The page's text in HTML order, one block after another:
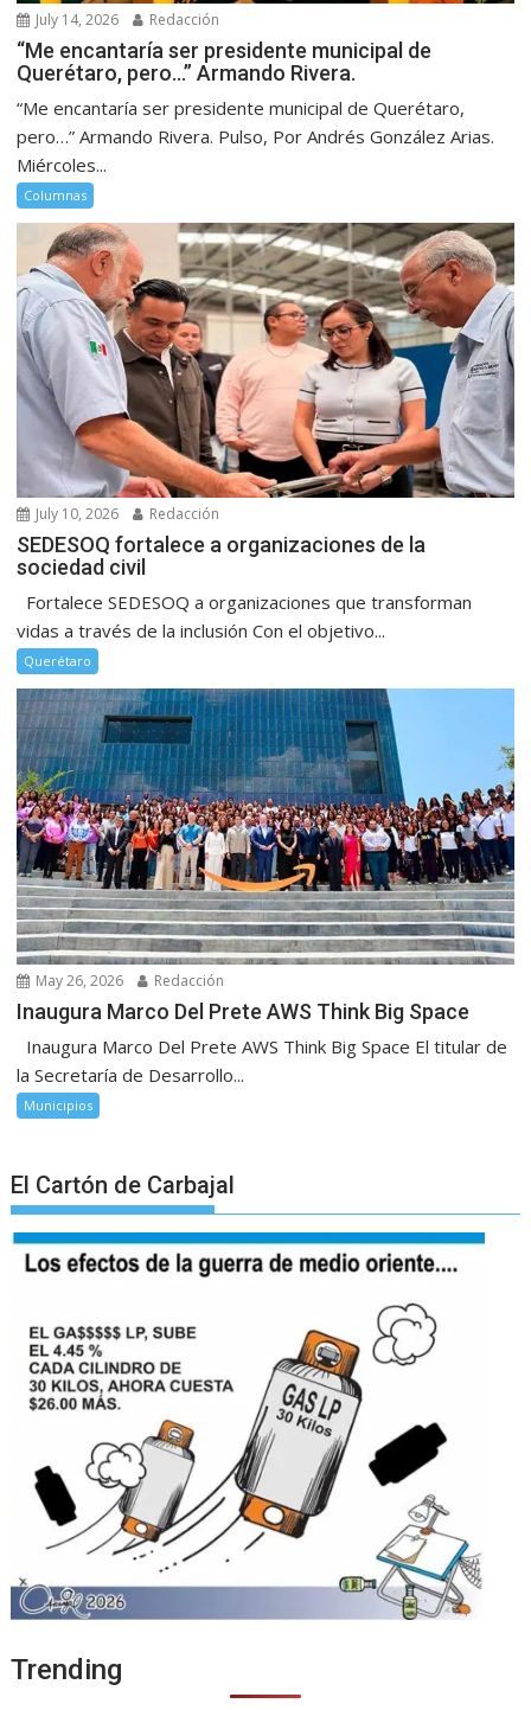
July 14, 2026 Redacción
“Me encantaría ser presidente municipal de
Querétaro, pero…” Armando Rivera.
“Me encantaría ser presidente municipal de Querétaro,
pero…” Armando Rivera. Pulso, Por Andrés González Arias.
Miércoles...
Columnas
July 10, 2026 Redacción
SEDESOQ fortalece a organizaciones de la
sociedad civil
Fortalece SEDESOQ a organizaciones que transforman
vidas a través de la inclusión Con el objetivo...
Querétaro
May 26, 2026 Redacción
Inaugura Marco Del Prete AWS Think Big Space
Inaugura Marco Del Prete AWS Think Big Space El titular de
la Secretaría de Desarrollo...
Municipios
El Cartón de Carbajal
Trending